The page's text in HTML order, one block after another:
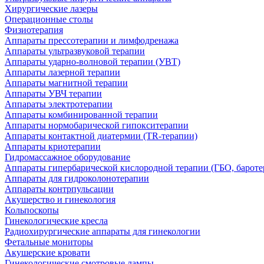
Хирургические лазеры
Операционные столы
Физиотерапия
Аппараты прессотерапии и лимфодренажа
Аппараты ультразвуковой терапии
Аппараты ударно-волновой терапии (УВТ)
Аппараты лазерной терапии
Аппараты магнитной терапии
Аппараты УВЧ терапии
Аппараты электротерапии
Аппараты комбинированной терапии
Аппараты нормобарической гипокситерапии
Аппараты контактной диатермии (TR-терапии)
Аппараты криотерапии
Гидромассажное оборудование
Аппараты гипербарической кислородной терапии (ГБО,
Аппараты для гидроколонотерапии
Аппараты контрпульсации
Акушерство и гинекология
Кольпоскопы
Гинекологические кресла
Радиохирургические аппараты для гинекологии
Фетальные мониторы
Акушерские кровати